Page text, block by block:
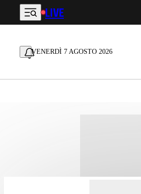
Vai al contenuto principale
LIVE
VENERDÌ 7 AGOSTO 2026